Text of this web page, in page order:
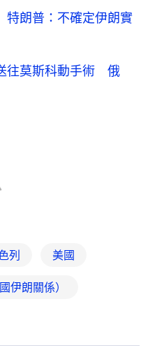
朗普：不確定伊朗實
往莫斯科動手術 俄
列 美國
伊朗關係）